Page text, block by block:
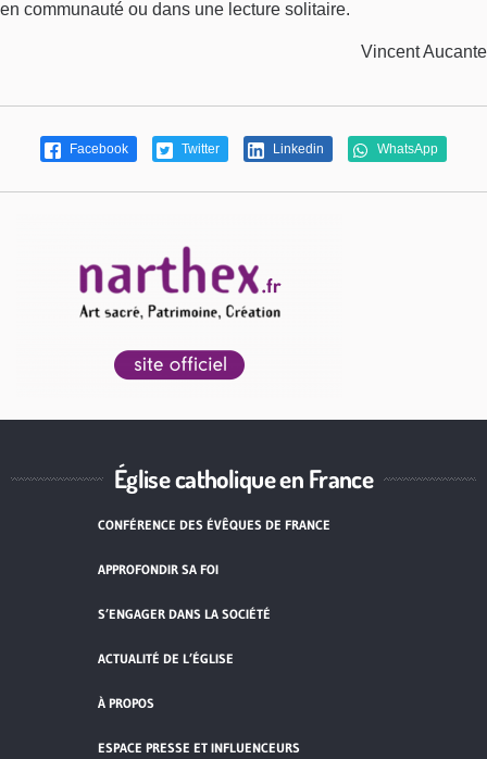
en communauté ou dans une lecture solitaire.
Vincent Aucante
Facebook Twitter Linkedin WhatsApp
Église catholique en France
CONFÉRENCE DES ÉVÊQUES DE FRANCE
APPROFONDIR SA FOI
S’ENGAGER DANS LA SOCIÉTÉ
ACTUALITÉ DE L’ÉGLISE
À PROPOS
ESPACE PRESSE ET INFLUENCEURS